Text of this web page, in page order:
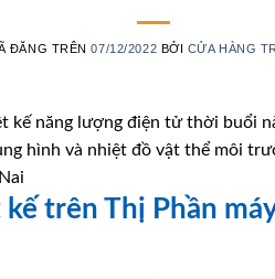
ĐĂNG TRÊN07/12/2022 BỞI CỬA HÀNG
kế năng lượng điện tử thời buổi
hình và nhiệt đồ vật thể môi
trên Thị Phần